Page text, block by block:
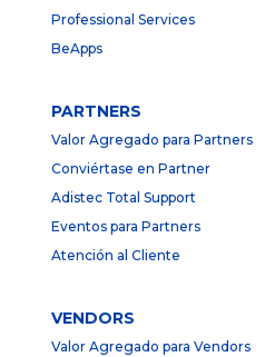
Professional Services
BeApps
PARTNERS
Valor Agregado para Partners
Conviértase en Partner
Adistec Total Support
Eventos para Partners
Atención al Cliente
VENDORS
Valor Agregado para Vendors